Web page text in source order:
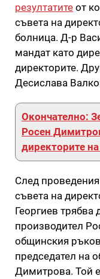
резултатите от
съвета на
болница. Д-р
мандат като
директорите.
Десислава
Окончателно:
Росен
директорите
След
съвета на
Георгиев трябва
производител
общинския
председател на
Димитрова. Той